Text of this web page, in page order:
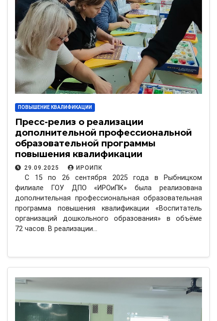
ПОВЫШЕНИЕ КВАЛИФИКАЦИИ
Пресс-релиз о реализации
дополнительной профессиональной
образовательной программы
повышения квалификации
«Воспитатель организаций
дошкольного образования»
29.09.2025 ИРОИПК
С 15 по 26 сентября 2025 года в Рыбницком
филиале ГОУ ДПО «ИРОиПК» была реализована
дополнительная профессиональная образовательная
программа повышения квалификации «Воспитатель
организаций дошкольного образования» в объёме
72 часов. В реализации…